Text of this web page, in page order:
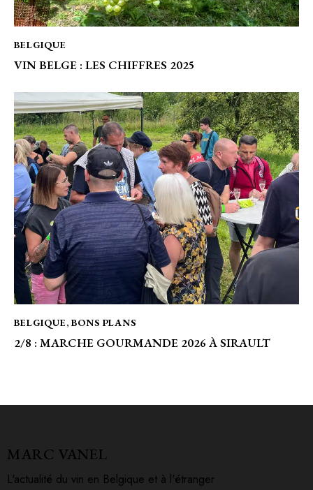
BELGIQUE
VIN BELGE : LES CHIFFRES 2025
BELGIQUE,BONS PLANS
2/8 : MARCHE GOURMANDE 2026 À SIRAULT
MARC VANEL
L'actualité du vin en Belgique et à l'étranger